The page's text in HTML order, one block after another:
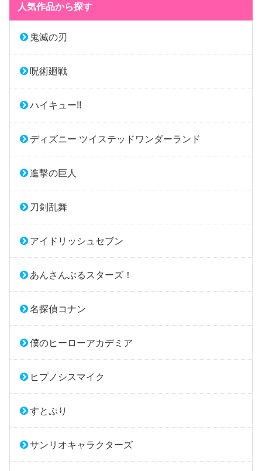
人気作品から探す
鬼滅の刃
呪術廻戦
ハイキュー!!
ディズニー ツイステッドワンダーランド
進撃の巨人
刀剣乱舞
アイドリッシュセブン
あんさんぶるスターズ！
名探偵コナン
僕のヒーローアカデミア
ヒプノシスマイク
すとぷり
サンリオキャラクターズ